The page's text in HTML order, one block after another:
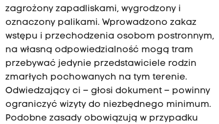
zagrożony zapadliskami, wygrodzony i
oznaczony palikami. Wprowadzono zakaz
wstępu i przechodzenia osobom postronnym,
na własną odpowiedzialność mogą tram
przebywać jedynie przedstawiciele rodzin
zmarłych pochowanych na tym terenie.
Odwiedzający ci – głosi dokument – powinny
ograniczyć wizyty do niezbędnego minimum.
Podobne zasady obowiązują w przypadku